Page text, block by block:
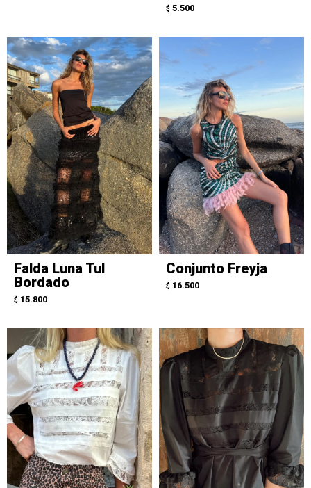
$ 5.500
Falda Luna Tul
Bordado
$ 15.800
Conjunto Freyja
$ 16.500